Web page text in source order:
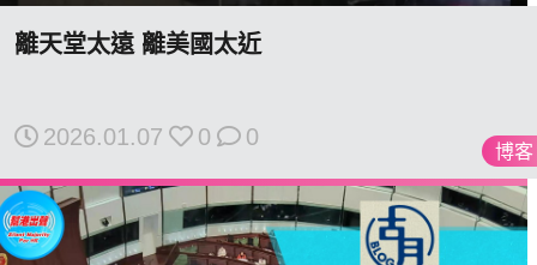
博客
離天堂太遠 離美國太近
2026.01.07 0 0